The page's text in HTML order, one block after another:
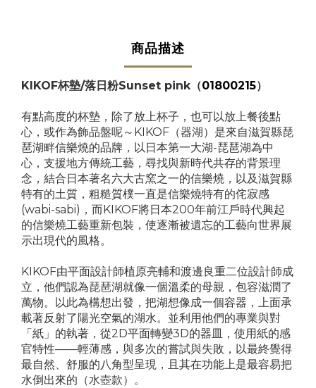
商品描述
KIKOF杯墊/落日粉Sunset pink（01800215）
有點高度的杯墊，除了放上杯子，也可以放上餐後點
心，或作為飾品盤呢～KIKOF（器湖）是來自滋賀縣琵
琶湖畔信樂燒的品牌，以日本第一大湖-琵琶湖為中
心，支援地方傳統工藝，尋找與新時代共存的背景理
念，結合日本著名六大古窯之一的信樂燒，以及滋賀縣
特有的土質，粗糙質樸一直是信樂燒特有的侘寂感
(wabi-sabi)，而KIKOF將日本200年前江戶時代興起
的信樂燒工藝重新包裝，使逐漸被遺忘的工藝向世界展
示出現代的風格。
KIKOF由平面設計師植原亮輔和渡邊良重二位設計師成
立，他們認為琵琶湖就像一個溫柔的母親，包容滋潤了
萬物。以此為構想出發，把湖想像成一個容器，上面承
載著反射了陽光空氣的湖水。並利用他們的專業與對
「紙」的執著，從2D平面轉變3D的器皿，使用紙的感
官特性——輕薄感，與多次的嘗試與失敗，以最終覺得
最自然、舒服的八角型呈現，且其在功能上是最容易把
水倒出來的（水壺款）。